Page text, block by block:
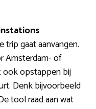
trip gaat aanvangen.
Amsterdam- of
ook opstappen bij
Denk bijvoorbeeld
tool raad aan wat